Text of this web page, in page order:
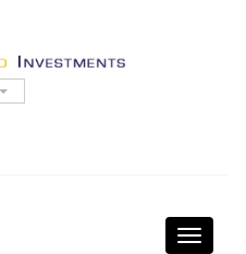
Toggle